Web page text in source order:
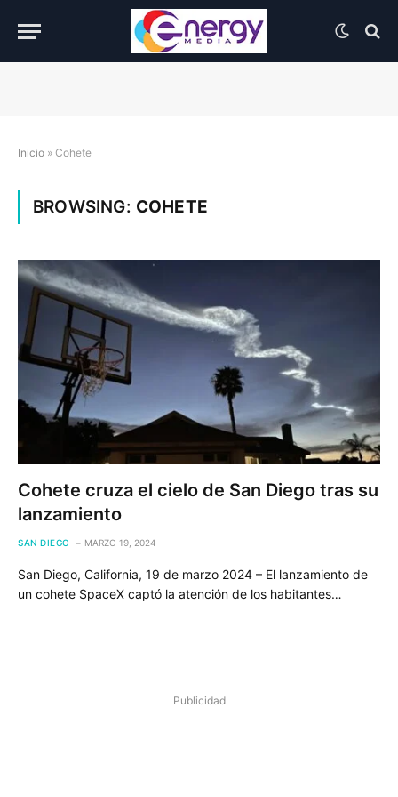
Inicio » Cohete
BROWSING: COHETE
Cohete cruza el cielo de San Diego tras su
lanzamiento
SAN DIEGO MARZO 19, 2024
San Diego, California, 19 de marzo 2024 – El lanzamiento de
un cohete SpaceX captó la atención de los habitantes…
Publicidad